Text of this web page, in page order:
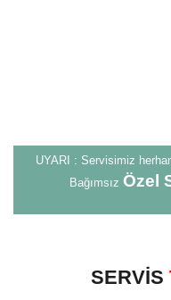
UYARI : Servisimiz
Bağımsız Özel
SERVİS